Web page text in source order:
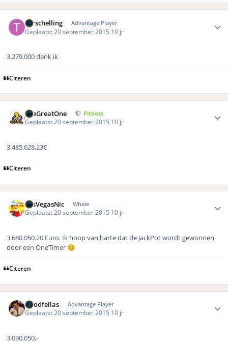
Terschelling Advantage Player
Geplaatst 20 september 2015 10 jr
3.279.000 denk ik
Citeren
TheGreatOne Pitboss
Geplaatst20 september 2015 10 jr
3.485.628,23€
Citeren
LasVegasNic Whale
Geplaatst20 september 2015 10 jr
3.680.050.20 Euro. Ik hoop van harte dat de JackPot wordt gewonnen
door een OneTimer 😊
Citeren
Goodfellas Advantage Player
Geplaatst20 september 2015 10 jr
3.090.050,-